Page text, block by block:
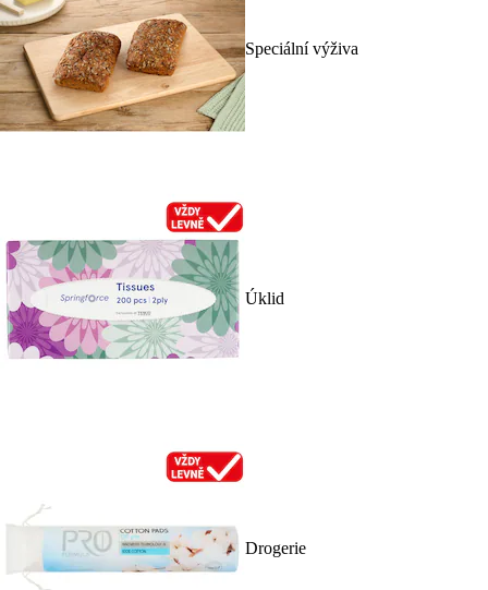
Speciální výživa
Úklid
Drogerie